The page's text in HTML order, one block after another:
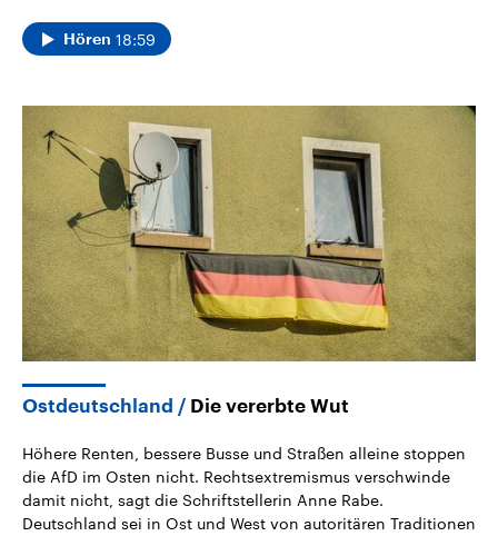
Hören 18:59
Ostdeutschland Die vererbte Wut
Höhere Renten, bessere Busse und Straßen alleine stoppen
die AfD im Osten nicht. Rechtsextremismus verschwinde
damit nicht, sagt die Schriftstellerin Anne Rabe.
Deutschland sei in Ost und West von autoritären Traditionen